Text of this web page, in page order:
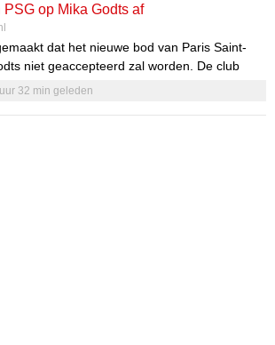
deze veranderingen zal bepalend zijn voor
op Mika Godts af
dat het nieuwe bod van Paris Saint-
niet geaccepteerd zal worden. De club
ondanks de druk van de Franse
de vastberadenheid van Ajax om haar
32 min geleden